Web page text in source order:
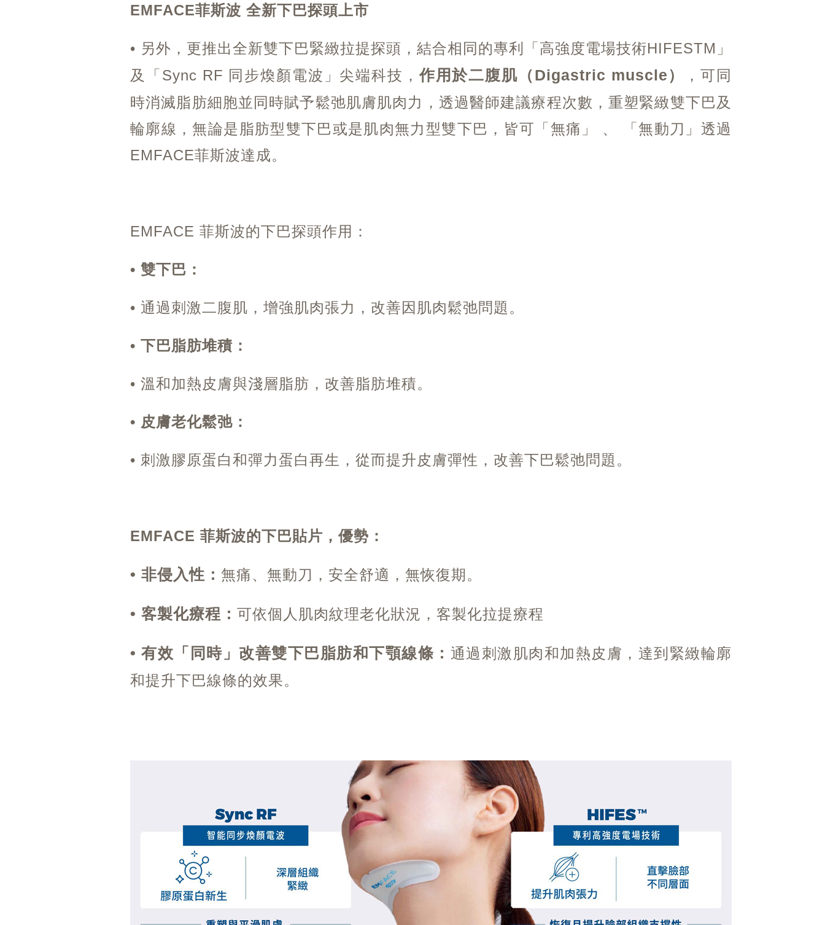
EMFACE菲斯波 全新下巴探頭上市
• 另外，更推出全新雙下巴緊緻拉提探頭，結合相同的專利「高強度電場技術HIFESTM」
及「Sync RF 同步煥顏電波」尖端科技， 作用於二腹肌（Digastric muscle）
，可同
時消滅脂肪細胞並同時賦予鬆弛肌膚肌肉力，透過醫師建議療程次數，重塑緊緻雙下巴及
輪廓線，無論是脂肪型雙下巴或是肌肉無力型雙下巴，皆可「無痛」 、 「無動刀」透過
EMFACE菲斯波達成。
EMFACE 菲斯波的下巴探頭作用：
• 雙下巴：
• 通過刺激二腹肌，增強肌肉張力，改善因肌肉鬆弛問題。
• 下巴脂肪堆積：
• 溫和加熱皮膚與淺層脂肪，改善脂肪堆積。
• 皮膚老化鬆弛：
• 刺激膠原蛋白和彈力蛋白再生，從而提升皮膚彈性，改善下巴鬆弛問題。
EMFACE 菲斯波的下巴貼片，優勢：
• 非侵入性： 無痛、無動刀，安全舒適，無恢復期。
• 客製化療程： 可依個人肌肉紋理老化狀況，客製化拉提療程
• 有效「同時」改善雙下巴脂肪和下顎線條： 通過刺激肌肉和加熱皮膚，達到緊緻輪廓
和提升下巴線條的效果。